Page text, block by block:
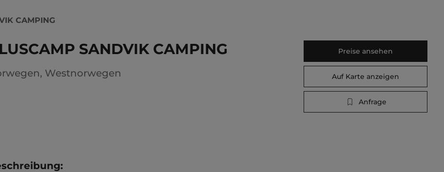
CAMPING
SANDVIK CAMPING
, Westnorwegen
Preise ansehen
Auf Karte anzeigen
Anfrage
: